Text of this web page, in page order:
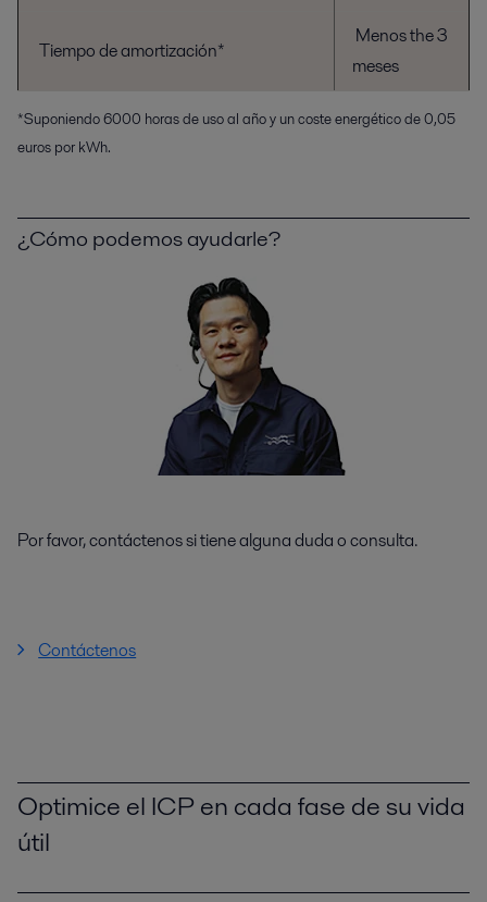
Tiempo de amortización*
Menos the 3
meses
*Suponiendo 6000 horas de uso al año y un coste energético de 0,05
euros por kWh.
¿Cómo podemos ayudarle?
Por favor, contáctenos si tiene alguna duda o consulta.
Contáctenos
Optimice el ICP en cada fase de su vida
útil